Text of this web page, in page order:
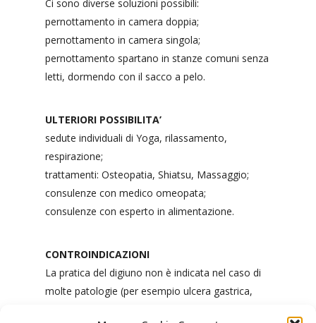
Ci sono diverse soluzioni possibili:
pernottamento in camera doppia;
pernottamento in camera singola;
pernottamento spartano in stanze comuni senza
letti, dormendo con il sacco a pelo.
ULTERIORI POSSIBILITA’
sedute individuali di Yoga, rilassamento,
respirazione;
trattamenti: Osteopatia, Shiatsu, Massaggio;
consulenze con medico omeopata;
consulenze con esperto in alimentazione.
CONTROINDICAZIONI
La pratica del digiuno non è indicata nel caso di
molte patologie (per esempio ulcera gastrica,